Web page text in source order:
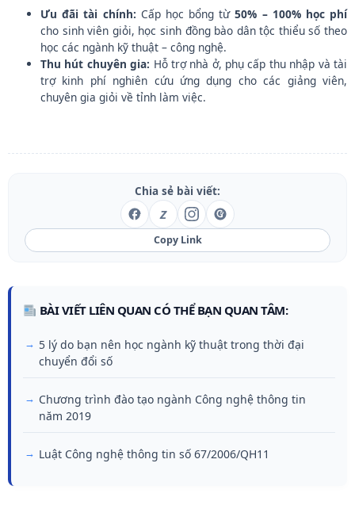
Ưu đãi tài chính: Cấp học bổng từ50% – 100% học phí
cho sinh viên giỏi, học sinh đồng bào dân tộc thiểu số theo
học các ngành kỹ thuật – công nghệ.
Thu hút chuyên gia: Hỗ trợ nhà ở, phụ cấp thu nhập và tài
trợ kinh phí nghiên cứu ứng dụng cho các giảng viên,
chuyên gia giỏi về tỉnh làm việc.
Chia sẻ bài viết:
Z
Copy Link
BÀI VIẾT LIÊN QUAN CÓ THỂ BẠN QUAN TÂM:
5 lý do bạn nên học ngành kỹ thuật trong thời đại
chuyển đổi số
Chương trình đào tạo ngành Công nghệ thông tin
năm 2019
Luật Công nghệ thông tin số 67/2006/QH11